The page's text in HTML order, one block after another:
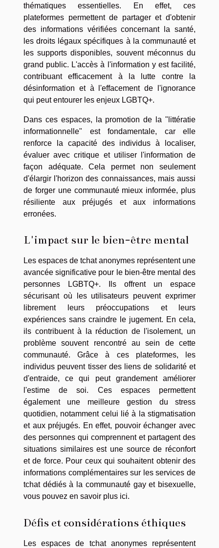
thématiques essentielles. En effet, ces
plateformes permettent de partager et d'obtenir
des informations vérifiées concernant la santé,
les droits légaux spécifiques à la communauté et
les supports disponibles, souvent méconnus du
grand public. L'accès à l'information y est facilité,
contribuant efficacement à la lutte contre la
désinformation et à l'effacement de l'ignorance
qui peut entourer les enjeux LGBTQ+.
Dans ces espaces, la promotion de la "littératie
informationnelle" est fondamentale, car elle
renforce la capacité des individus à localiser,
évaluer avec critique et utiliser l'information de
façon adéquate. Cela permet non seulement
d'élargir l'horizon des connaissances, mais aussi
de forger une communauté mieux informée, plus
résiliente aux préjugés et aux informations
erronées.
L'impact sur le bien-être mental
Les espaces de tchat anonymes représentent une
avancée significative pour le bien-être mental des
personnes LGBTQ+. Ils offrent un espace
sécurisant où les utilisateurs peuvent exprimer
librement leurs préoccupations et leurs
expériences sans craindre le jugement. En cela,
ils contribuent à la réduction de l'isolement, un
problème souvent rencontré au sein de cette
communauté. Grâce à ces plateformes, les
individus peuvent tisser des liens de solidarité et
d'entraide, ce qui peut grandement améliorer
l'estime de soi. Ces espaces permettent
également une meilleure gestion du stress
quotidien, notamment celui lié à la stigmatisation
et aux préjugés. En effet, pouvoir échanger avec
des personnes qui comprennent et partagent des
situations similaires est une source de réconfort
et de force. Pour ceux qui souhaitent obtenir des
informations complémentaires sur les services de
tchat dédiés à la communauté gay et bisexuelle,
vous pouvez en savoir plus ici.
Défis et considérations éthiques
Les espaces de tchat anonymes représentent